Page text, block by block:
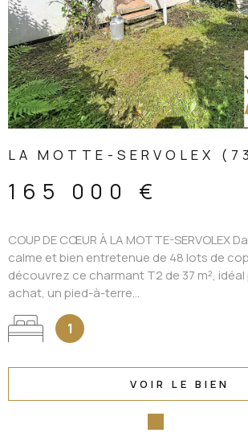
LA MOTTE-SERVOLEX
165 000 €
COUP DE CŒUR À LA MOTTE-SERVOLEX
calme et bien entretenue de 48 lots de
découvrez ce charmant T2 de 37 m²,
achat, un pied-à-terre...
1
VOIR LE BIEN